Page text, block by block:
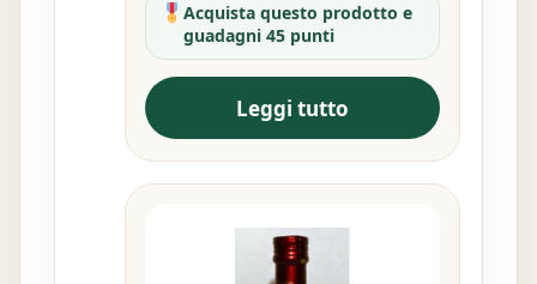
Acquista questo prodotto e
guadagni 45 punti
Leggi tutto